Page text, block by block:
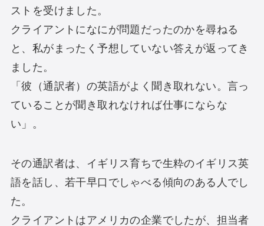
ストを受けました。
クライアントになにが問題だったのかを尋ねる
と、私がまったく予想していない答えが返ってき
ました。
「彼（通訳者）の英語がよく聞き取れない。言っ
ていることが聞き取れなければ仕事にならな
い」。
その通訳者は、イギリス育ちで生粋のイギリス英
語を話し、若干早口でしゃべる傾向のある人でし
た。
クライアントはアメリカの企業でしたが、担当者